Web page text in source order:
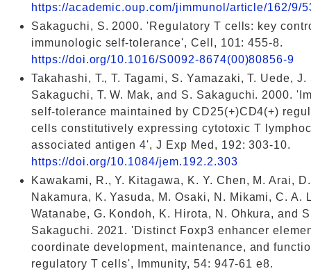
https://academic.oup.com/jimmunol/article/162/9/
Sakaguchi, S. 2000. 'Regulatory T cells: key
immunologic self-tolerance', Cell, 101: 455-8.
https://doi.org/10.1016/S0092-8674(00)80856-9
Takahashi, T., T. Tagami, S. Yamazaki, T. Uede,
Sakaguchi, T. W. Mak, and S. Sakaguchi. 2000.
self-tolerance maintained by CD25(+)CD4(+)
cells constitutively expressing cytotoxic T
associated antigen 4', J Exp Med, 192: 303-10.
https://doi.org/10.1084/jem.192.2.303
Kawakami, R., Y. Kitagawa, K. Y. Chen, M. Arai,
Nakamura, K. Yasuda, M. Osaki, N. Mikami, C. A.
Watanabe, G. Kondoh, K. Hirota, N. Ohkura, and
Sakaguchi. 2021. 'Distinct Foxp3 enhancer
coordinate development, maintenance, and
regulatory T cells', Immunity, 54: 947-61 e8.